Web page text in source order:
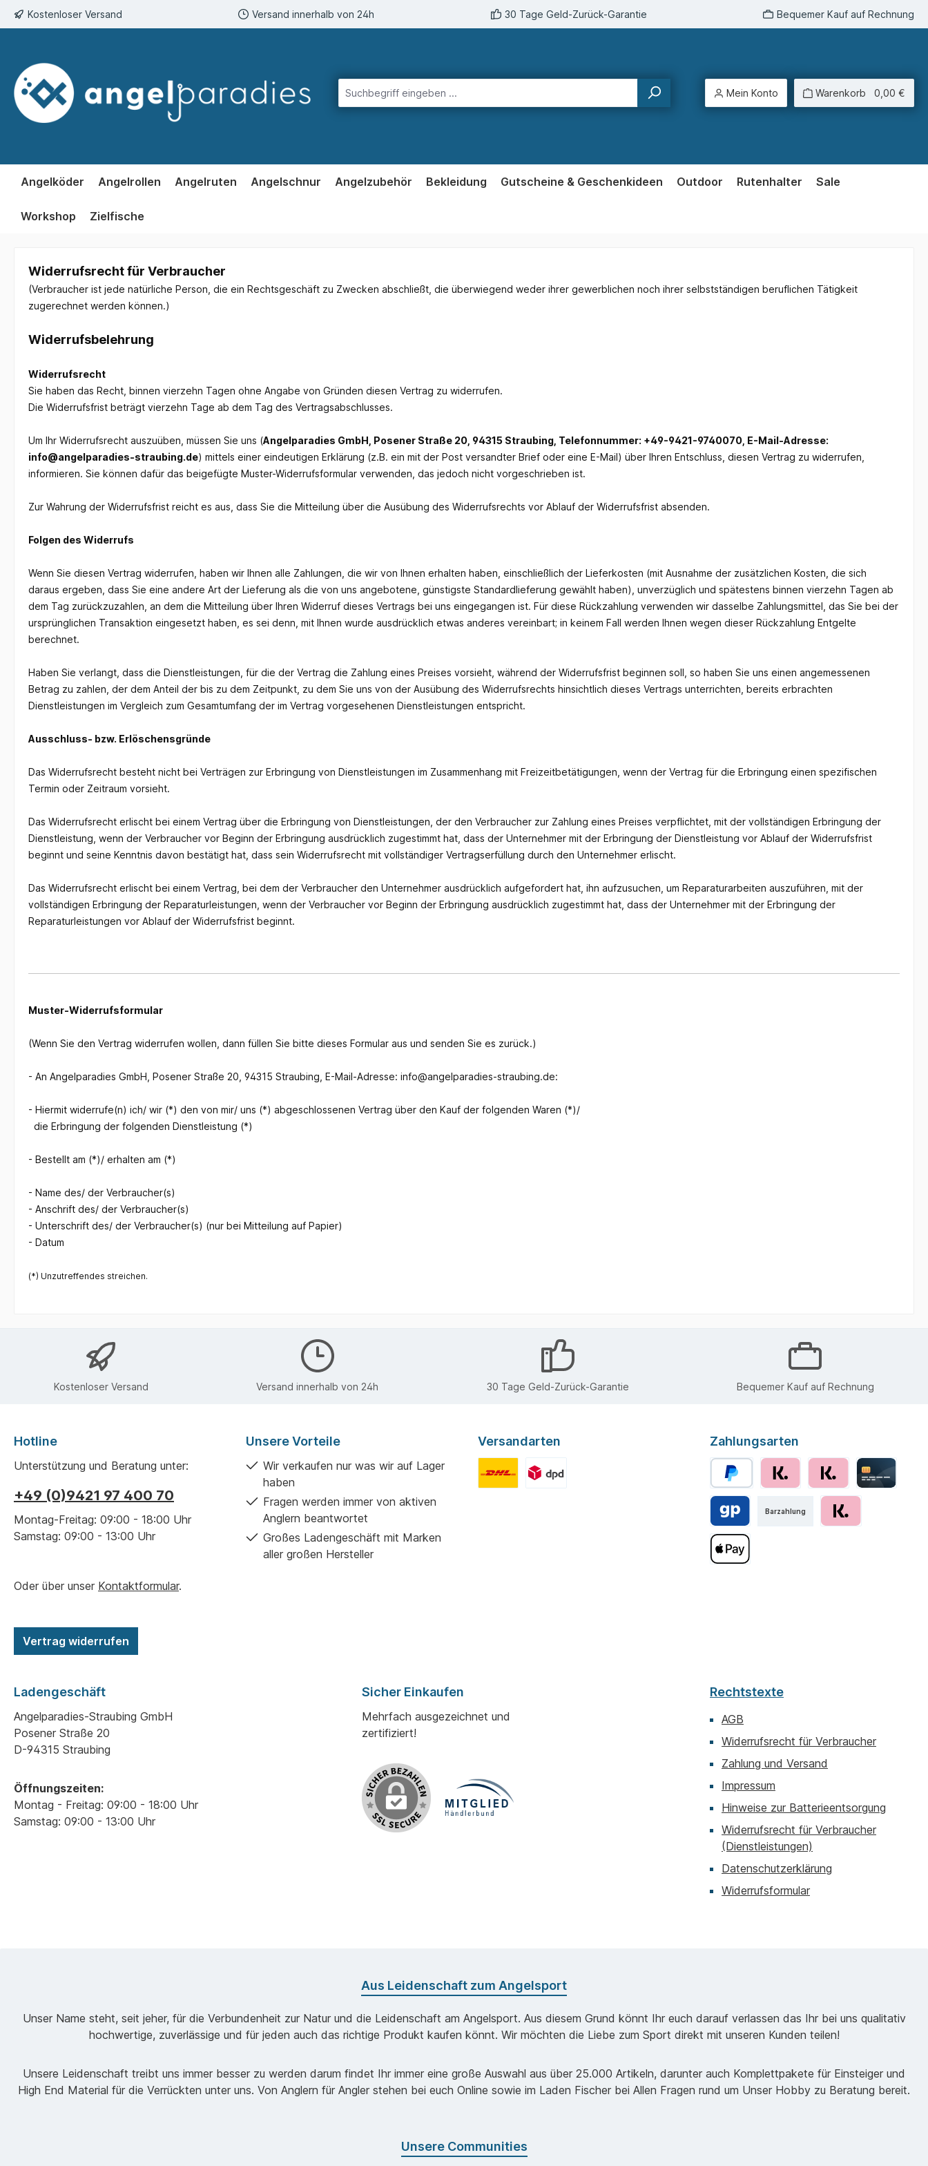
Zur Hauptnavigation springen
Kostenloser Versand Versand innerhalb von 24h 30 Tage Geld-Zurück-Garantie Bequemer Kauf auf Rechnung
Mein Konto Warenkorb 0,00 €
Angelköder Angelrollen Angelruten Angelschnur Angelzubehör Bekleidung Gutscheine & Geschenkideen Outdoor Rutenhalter Sale
Workshop Zielfische
Widerrufsrecht für Verbraucher
(Verbraucher ist jede natürliche Person, die ein Rechtsgeschäft zu Zwecken abschließt, die überwiegend weder ihrer gewerblichen noch ihrer selbstständigen beruflichen Tätigkeit
zugerechnet werden können.)
Widerrufsbelehrung
Widerrufsrecht
Sie haben das Recht, binnen vierzehn Tagen ohne Angabe von Gründen diesen Vertrag zu widerrufen.
Die Widerrufsfrist beträgt vierzehn Tage ab dem Tag des Vertragsabschlusses.
Um Ihr Widerrufsrecht auszuüben, müssen Sie uns (Angelparadies GmbH, Posener Straße 20, 94315 Straubing, Telefonnummer: +49-9421-9740070 , E-Mail-Adresse:
info@angelparadies-straubing.de) mittels einer eindeutigen Erklärung (z.B. ein mit der Post versandter Brief oder eine E-Mail) über Ihren Entschluss, diesen Vertrag zu widerrufen,
informieren. Sie können dafür das beigefügte Muster-Widerrufsformular verwenden, das jedoch nicht vorgeschrieben ist.
Zur Wahrung der Widerrufsfrist reicht es aus, dass Sie die Mitteilung über die Ausübung des Widerrufsrechts vor Ablauf der Widerrufsfrist absenden.
Folgen des Widerrufs
Wenn Sie diesen Vertrag widerrufen, haben wir Ihnen alle Zahlungen, die wir von Ihnen erhalten haben, einschließlich der Lieferkosten (mit Ausnahme der zusätzlichen Kosten, die sich
daraus ergeben, dass Sie eine andere Art der Lieferung als die von uns angebotene, günstigste Standardlieferung gewählt haben), unverzüglich und spätestens binnen vierzehn Tagen ab
dem Tag zurückzuzahlen, an dem die Mitteilung über Ihren Widerruf dieses Vertrags bei uns eingegangen ist. Für diese Rückzahlung verwenden wir dasselbe Zahlungsmittel, das Sie bei der
ursprünglichen Transaktion eingesetzt haben, es sei denn, mit Ihnen wurde ausdrücklich etwas anderes vereinbart; in keinem Fall werden Ihnen wegen dieser Rückzahlung Entgelte
berechnet.
Haben Sie verlangt, dass die Dienstleistungen, für die der Vertrag die Zahlung eines Preises vorsieht, während der Widerrufsfrist beginnen soll, so haben Sie uns einen angemessenen
Betrag zu zahlen, der dem Anteil der bis zu dem Zeitpunkt, zu dem Sie uns von der Ausübung des Widerrufsrechts hinsichtlich dieses Vertrags unterrichten, bereits erbrachten
Dienstleistungen im Vergleich zum Gesamtumfang der im Vertrag vorgesehenen Dienstleistungen entspricht.
Ausschluss- bzw. Erlöschensgründe
Das Widerrufsrecht besteht nicht bei Verträgen zur Erbringung von Dienstleistungen im Zusammenhang mit Freizeitbetätigungen, wenn der Vertrag für die Erbringung einen spezifischen
Termin oder Zeitraum vorsieht.
Das Widerrufsrecht erlischt bei einem Vertrag über die Erbringung von Dienstleistungen, der den Verbraucher zur Zahlung eines Preises verpflichtet, mit der vollständigen Erbringung der
Dienstleistung, wenn der Verbraucher vor Beginn der Erbringung ausdrücklich zugestimmt hat, dass der Unternehmer mit der Erbringung der Dienstleistung vor Ablauf der Widerrufsfrist
beginnt und seine Kenntnis davon bestätigt hat, dass sein Widerrufsrecht mit vollständiger Vertragserfüllung durch den Unternehmer erlischt.
Das Widerrufsrecht erlischt bei einem Vertrag, bei dem der Verbraucher den Unternehmer ausdrücklich aufgefordert hat, ihn aufzusuchen, um Reparaturarbeiten auszuführen, mit der
vollständigen Erbringung der Reparaturleistungen, wenn der Verbraucher vor Beginn der Erbringung ausdrücklich zugestimmt hat, dass der Unternehmer mit der Erbringung der
Reparaturleistungen vor Ablauf der Widerrufsfrist beginnt.
Muster-Widerrufsformular
(Wenn Sie den Vertrag widerrufen wollen, dann füllen Sie bitte dieses Formular aus und senden Sie es zurück.)
- An Angelparadies GmbH, Posener Straße 20, 94315 Straubing , E-Mail-Adresse: info@angelparadies-straubing.de:
- Hiermit widerrufe(n) ich/ wir (*) den von mir/ uns (*) abgeschlossenen Vertrag über den Kauf der folgenden Waren (*)/
die Erbringung der folgenden Dienstleistung (*)
- Bestellt am (*)/ erhalten am (*)
- Name des/ der Verbraucher(s)
- Anschrift des/ der Verbraucher(s)
- Unterschrift des/ der Verbraucher(s) (nur bei Mitteilung auf Papier)
- Datum
(*) Unzutreffendes streichen.
Kostenloser Versand Versand innerhalb von 24h 30 Tage Geld-Zurück-Garantie Bequemer Kauf auf Rechnung
Hotline
Unterstützung und Beratung unter:
+49 (0)9421 97 400 70
Montag-Freitag: 09:00 - 18:00 Uhr
Samstag: 09:00 - 13:00 Uhr
Oder über unser Kontaktformular.
Vertrag widerrufen
Unsere Vorteile
Wir verkaufen nur was wir auf Lager
haben
Fragen werden immer von aktiven
Anglern beantwortet
Großes Ladengeschäft mit Marken
aller großen Hersteller
Versandarten Zahlungsarten
Barzahlung
Ladengeschäft
Angelparadies-Straubing GmbH
Posener Straße 20
D-94315 Straubing
Öffnungszeiten:
Montag - Freitag: 09:00 - 18:00 Uhr
Samstag: 09:00 - 13:00 Uhr
Sicher Einkaufen
Mehrfach ausgezeichnet und
zertifiziert!
Rechtstexte
AGB
Widerrufsrecht für Verbraucher
Zahlung und Versand
Impressum
Hinweise zur Batterieentsorgung
Widerrufsrecht für Verbraucher
(Dienstleistungen)
Datenschutzerklärung
Widerrufsformular
Aus Leidenschaft zum Angelsport
Unser Name steht, seit jeher, für die Verbundenheit zur Natur und die Leidenschaft am Angelsport. Aus diesem Grund könnt Ihr euch darauf verlassen das Ihr bei uns qualitativ
hochwertige, zuverlässige und für jeden auch das richtige Produkt kaufen könnt. Wir möchten die Liebe zum Sport direkt mit unseren Kunden teilen!
Unsere Leidenschaft treibt uns immer besser zu werden darum findet Ihr immer eine große Auswahl aus über 25.000 Artikeln, darunter auch Komplettpakete für Einsteiger und
High End Material für die Verrückten unter uns. Von Anglern für Angler stehen bei euch Online sowie im Laden Fischer bei Allen Fragen rund um Unser Hobby zu Beratung bereit.
Unsere Communities